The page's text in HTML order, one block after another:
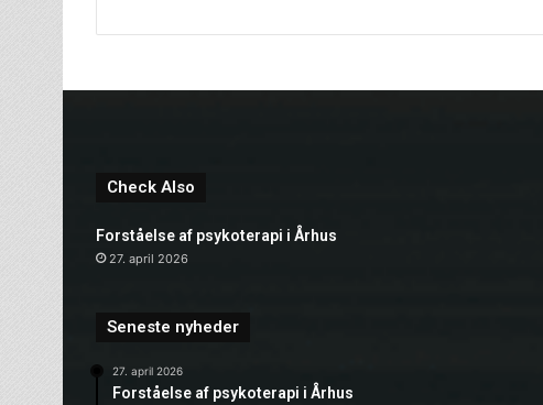
Check Also
Forståelse af psykoterapi i Århus
27. april 2026
Seneste nyheder
27. april 2026
Forståelse af psykoterapi i Århus